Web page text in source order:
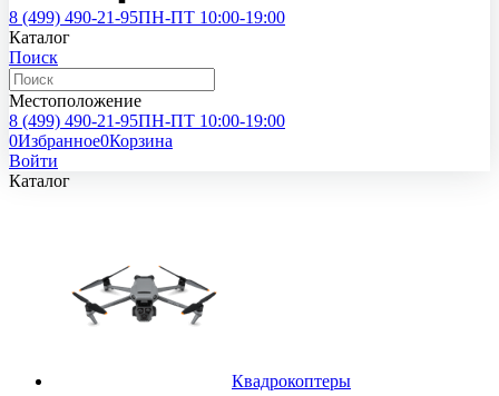
8 (499) 490-21-95ПН-ПТ 10:00-19:00
Каталог
Поиск
Местоположение
8 (499) 490-21-95ПН-ПТ 10:00-19:00
0Избранное0Корзина
Войти
Каталог
Квадрокоптеры